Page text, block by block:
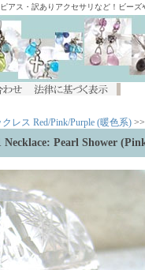
アス・訳ありアクセサリなど！ビー
クレス Red/Pink/Purple (暖色系) >>
Necklace: Pearl Shower